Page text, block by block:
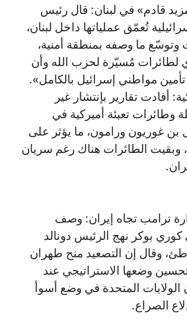
قادم» في لبنان: قال رئيس
تُعمّق عملياتها داخل لبنان،
ما وصفه بمنطقة أمنية،
لطائرات مُسيّرة لحزب الله وأن
مواطني إسرائيل بالكامل».
أفادت تقارير بإنتشار غير
وطائرات تعبئة أميركية في
بن غوريون ورامون، ما يؤثر على
وبقيت الطائرات هناك رغم سريان
ترامب تجاه إيران: وصف
كوري بوكر نهج الرئيس دونالد
وقال إن التصعيد منح طهران
وضعها الاستراتيجي عند
المتحدة في وضع أسوأ
الصراع.